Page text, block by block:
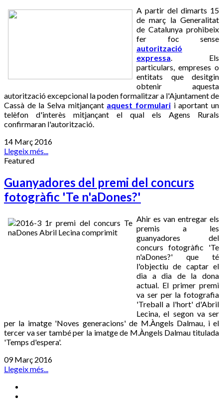
A partir del dimarts 15
de març la Generalitat
de Catalunya prohibeix
fer foc sense
autorització
expressa. Els
particulars, empreses o
entitats que desitgin
obtenir aquesta
autorització excepcional la poden formalitzar a l'Ajuntament de
Cassà de la Selva mitjançant aquest formulari i aportant un
telèfon d'interès mitjançant el qual els Agens Rurals
confirmaran l'autorització.
14 Març 2016
Llegeix més...
Featured
Guanyadores del premi del concurs
fotogràfic 'Te n'aDones?'
Ahir es van entregar els
premis a les
guanyadores del
concurs fotogràfic 'Te
n'aDones?' que té
l'objectiu de captar el
dia a dia de la dona
actual. El primer premi
va ser per la fotografia
'Treball a l'hort' d'Abril
Lecina, el segon va ser
per la imatge 'Noves generacions' de M.Àngels Dalmau, i el
tercer va ser també per la imatge de M.Àngels Dalmau titulada
'Temps d'espera'.
09 Març 2016
Llegeix més...